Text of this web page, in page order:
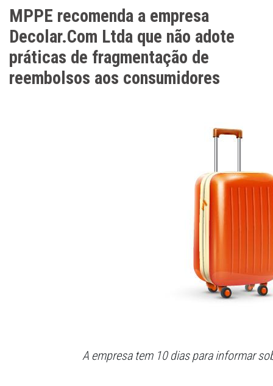
MPPE recomenda a empresa
Decolar.Com Ltda que não adote
práticas de fragmentação de
reembolsos aos consumidores
A empresa tem 10 dias para informar